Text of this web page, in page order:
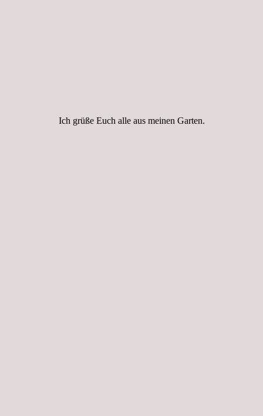
Ich grüße Euch alle aus meinen Garten.